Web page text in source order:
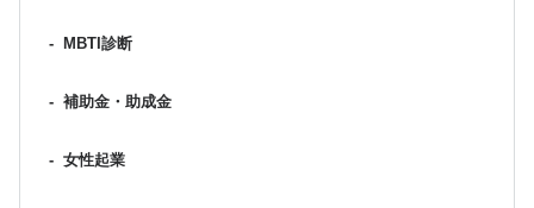
- MBTI診断
- 補助金・助成金
- 女性起業